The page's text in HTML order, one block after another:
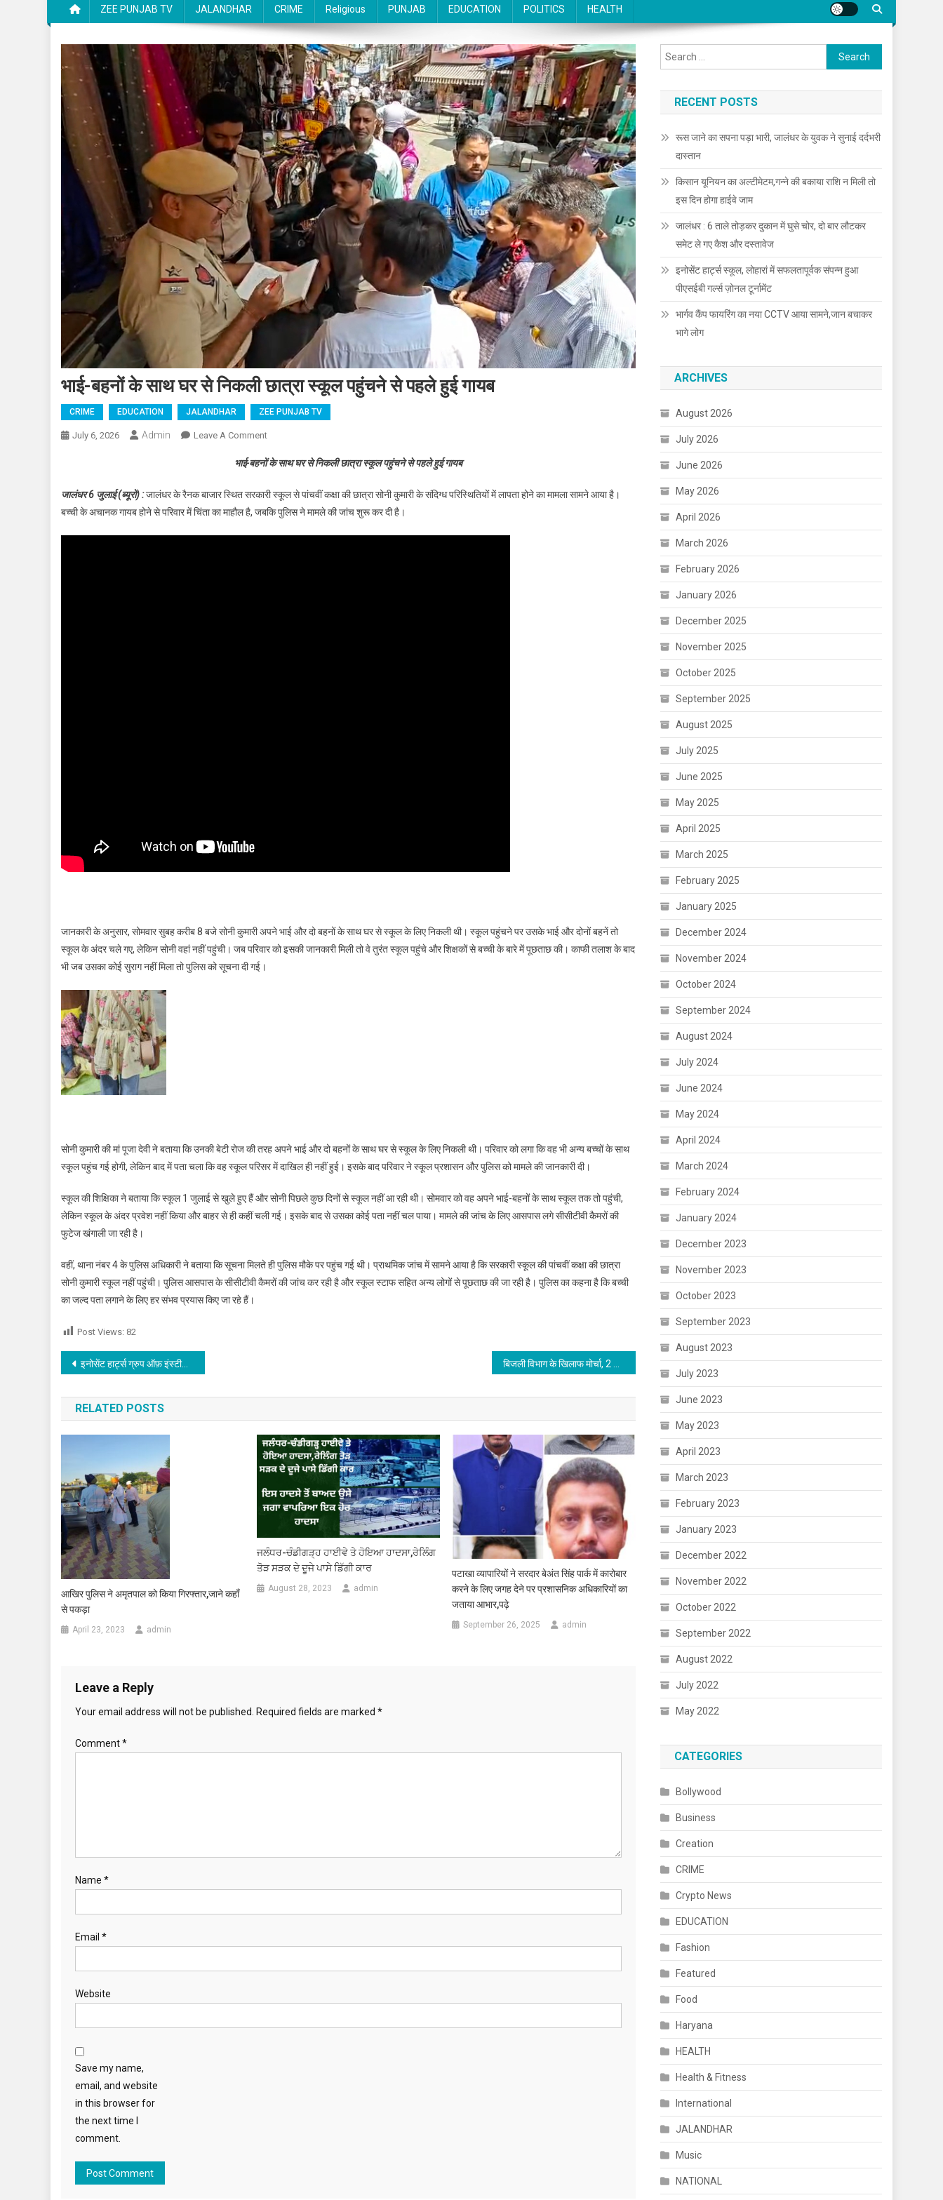
ZEE PUNJAB TV JALANDHAR CRIME Religious PUNJAB EDUCATION POLITICS HEALTH
भाई-बहनों के साथ घर से निकली छात्रा स्कूल पहुंचने से पहले हुई गायब
CRIME EDUCATION JALANDHAR ZEE PUNJAB TV
July 6, 2026 Admin Leave A Comment
भाई-बहनों के साथ घर से निकली छात्रा स्कूल पहुंचने से पहले हुई गायब
जालंधर 6 जुलाई (ब्यूरो) :जालंधर के रैनक बाजार स्थित सरकारी स्कूल से पांचवीं कक्षा की छात्रा सोनी कुमारी के संदिग्ध परिस्थितियों में लापता होने का मामला सामने आया है।
बच्ची के अचानक गायब होने से परिवार में चिंता का माहौल है, जबकि पुलिस ने मामले की जांच शुरू कर दी है।
जानकारी के अनुसार, सोमवार सुबह करीब 8 बजे सोनी कुमारी अपने भाई और दो बहनों के साथ घर से स्कूल के लिए निकली थी। स्कूल पहुंचने पर उसके भाई और दोनों बहनें तो
स्कूल के अंदर चले गए, लेकिन सोनी वहां नहीं पहुंची। जब परिवार को इसकी जानकारी मिली तो वे तुरंत स्कूल पहुंचे और शिक्षकों से बच्ची के बारे में पूछताछ की। काफी तलाश के बाद
भी जब उसका कोई सुराग नहीं मिला तो पुलिस को सूचना दी गई।
सोनी कुमारी की मां पूजा देवी ने बताया कि उनकी बेटी रोज की तरह अपने भाई और दो बहनों के साथ घर से स्कूल के लिए निकली थी। परिवार को लगा कि वह भी अन्य बच्चों के साथ
स्कूल पहुंच गई होगी, लेकिन बाद में पता चला कि वह स्कूल परिसर में दाखिल ही नहीं हुई। इसके बाद परिवार ने स्कूल प्रशासन और पुलिस को मामले की जानकारी दी।
स्कूल की शिक्षिका ने बताया कि स्कूल 1 जुलाई से खुले हुए हैं और सोनी पिछले कुछ दिनों से स्कूल नहीं आ रही थी। सोमवार को वह अपने भाई-बहनों के साथ स्कूल तक तो पहुंची,
लेकिन स्कूल के अंदर प्रवेश नहीं किया और बाहर से ही कहीं चली गई। इसके बाद से उसका कोई पता नहीं चल पाया। मामले की जांच के लिए आसपास लगे सीसीटीवी कैमरों की
फुटेज खंगाली जा रही है।
वहीं, थाना नंबर 4 के पुलिस अधिकारी ने बताया कि सूचना मिलते ही पुलिस मौके पर पहुंच गई थी। प्राथमिक जांच में सामने आया है कि सरकारी स्कूल की पांचवीं कक्षा की छात्रा
सोनी कुमारी स्कूल नहीं पहुंची। पुलिस आसपास के सीसीटीवी कैमरों की जांच कर रही है और स्कूल स्टाफ सहित अन्य लोगों से पूछताछ की जा रही है। पुलिस का कहना है कि बच्ची
का जल्द पता लगाने के लिए हर संभव प्रयास किए जा रहे हैं।
Post Views: 82
Post navigation
इनोसेंट हार्ट्स ग्रुप ऑफ़ इंस्टीट्यूशंस के विद्यार्थियों ने लहराया सफलता का परचम
RELATED POSTS
आखिर पुलिस ने अमृतपाल को किया गिरफ्तार,जाने कहाँ
से पकड़ा
April 23, 2023 admin
ਜਲੰਧਰ-ਚੰਡੀਗੜ੍ਹ ਹਾਈਵੇ ਤੇ ਹੋਇਆ ਹਾਦਸਾ,ਰੇਲਿੰਗ
ਤੋੜ ਸੜਕ ਦੇ ਦੂਜੇ ਪਾਸੇ ਡਿੱਗੀ ਕਾਰ
August 28, 2023 admin
पटाखा व्यापारियों ने सरदार बेअंत सिंह पार्क में कारोबार
करने के लिए जगह देने पर प्रशासनिक अधिकारियों का
जताया आभार,पढ़े
September 26, 2025 admin
Leave a Reply
Your email address will not be published. Required fields are marked *
Comment*
Name *
Email *
Website
Save my name,
email, and website
in this browser for
the next time I
comment.
Search for:
RECENT POSTS
रूस जाने का सपना पड़ा भारी, जालंधर के युवक ने सुनाई दर्दभरी
दास्तान
किसान यूनियन का अल्टीमेटम,गन्ने की बकाया राशि न मिली तो
इस दिन होगा हाईवे जाम
जालंधर : 6 ताले तोड़कर दुकान में घुसे चोर, दो बार लौटकर
समेट ले गए कैश और दस्तावेज
इनोसेंट हार्ट्स स्कूल, लोहारां में सफलतापूर्वक संपन्न हुआ
पीएसईबी गर्ल्स ज़ोनल टूर्नामेंट
भार्गव कैंप फायरिंग का नया CCTV आया सामने,जान बचाकर
भागे लोग
ARCHIVES
August 2026
July 2026
June 2026
May 2026
April 2026
March 2026
February 2026
January 2026
December 2025
November 2025
October 2025
September 2025
August 2025
July 2025
June 2025
May 2025
April 2025
March 2025
February 2025
January 2025
December 2024
November 2024
October 2024
September 2024
August 2024
July 2024
June 2024
May 2024
April 2024
March 2024
February 2024
January 2024
December 2023
November 2023
October 2023
September 2023
August 2023
July 2023
June 2023
May 2023
April 2023
March 2023
February 2023
January 2023
December 2022
November 2022
October 2022
September 2022
August 2022
July 2022
May 2022
CATEGORIES
Bollywood
Business
Creation
CRIME
Crypto News
EDUCATION
Fashion
Featured
Food
Haryana
HEALTH
Health & Fitness
International
JALANDHAR
Music
NATIONAL